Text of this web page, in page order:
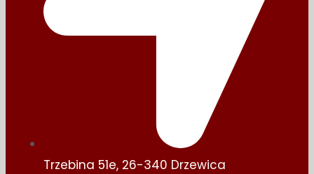
Trzebina 51e, 26-340 Drzewica